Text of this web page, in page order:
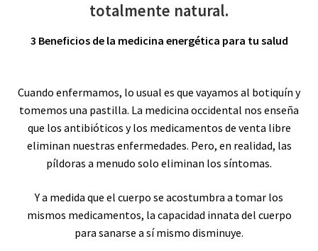
totalmente natural.
3 Beneficios de la medicina energética para tu salud
Cuando enfermamos, lo usual es que vayamos al botiquín y
tomemos una pastilla. La medicina occidental nos enseña
que los antibióticos y los medicamentos de venta libre
eliminan nuestras enfermedades. Pero, en realidad, las
píldoras a menudo solo eliminan los síntomas.
Y a medida que el cuerpo se acostumbra a tomar los
mismos medicamentos, la capacidad innata del cuerpo
para sanarse a sí mismo disminuye.